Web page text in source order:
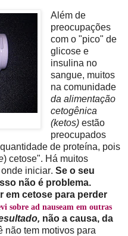
Além de
preocupações
com o "pico" de
glicose e
insulina no
sangue, muitos
na comunidade
da alimentação
cetogênica
(ketos)estão
preocupados
de proteína, pois
) cetose". Há muitos
iniciar. Se o seu
não é problema.
em cetose para perder
sobre ad nauseam em outras
não a causa, da
não tem motivos para